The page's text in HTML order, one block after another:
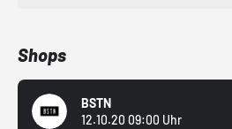
Shops
BSTN
12.10.20 09:00 Uhr